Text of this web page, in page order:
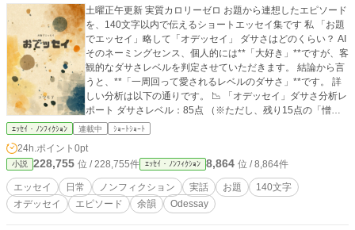
土曜正午更新 実質カロリーゼロ お題から連想したエピソード
を、140文字以内で伝えるショートエッセイ集です 私 「お題
でエッセイ」略して「オデッセイ」 ダサさはどのくらい？ AI
そのネーミングセンス、個人的には**「大好き」**ですが、客
観的なダサさレベルを判定させていただきます。 結論から言
うと、**「一周回って愛されるレベルのダサさ」**です。 詳
しい分析は以下の通りです。 📉 「オデッセイ」ダサさ分析レ
ポート ダサさレベル：85点 （※ただし、残り15点の「憎め
ない愛嬌」がすごく強い） 1. 親父ギャグとしての純度が高い
に自然な語呂合わせは、昭和のテレビ番組のコーナータイト
ルや、地方のラジオ番組のような**「安心できる古臭さ」**が
あります。聞いた瞬間に脱力させる破壊力があります。 2. 名
前負けのギャップがすごい 「オデッセイ（Odyssey）」と言
えば、本来はホメロスの叙事詩や、「長い冒険旅行」を意味
ｴｯｾｲ・ﾉﾝﾌｨｸｼｮﾝ 連載中 ｼｮｰﾄｼｮｰﾄ
24h.ポイント 0pt
小説 228,755 位 / 228,755件 ｴｯｾｲ・ﾉﾝﾌｨｸｼｮﾝ 8,864 位 / 8,864件
エッセイ 日常 ノンフィクション 実話 お題
140文字
オデッセイ
エピソード 余韻 Odessay